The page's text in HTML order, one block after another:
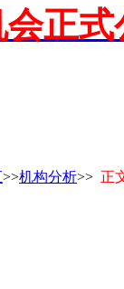
正式
>>机构分析>> 正